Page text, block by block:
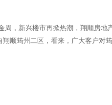
周，新兴楼市再掀热潮，翔顺房
顺筠州二区，看来，广大客户对